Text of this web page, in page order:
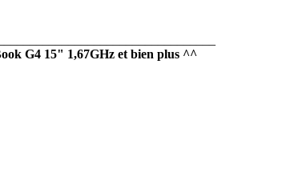
G4 15" 1,67GHz et bien plus ^^